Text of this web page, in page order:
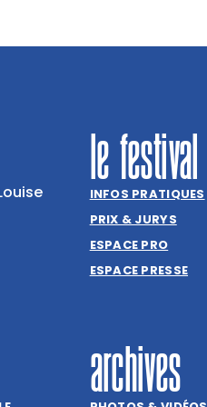
le festival
INFOS PRATIQUES
PRIX & JURYS
ESPACE PRO
ESPACE PRESSE
archives